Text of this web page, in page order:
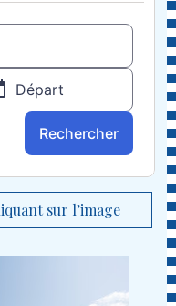
sur l’image